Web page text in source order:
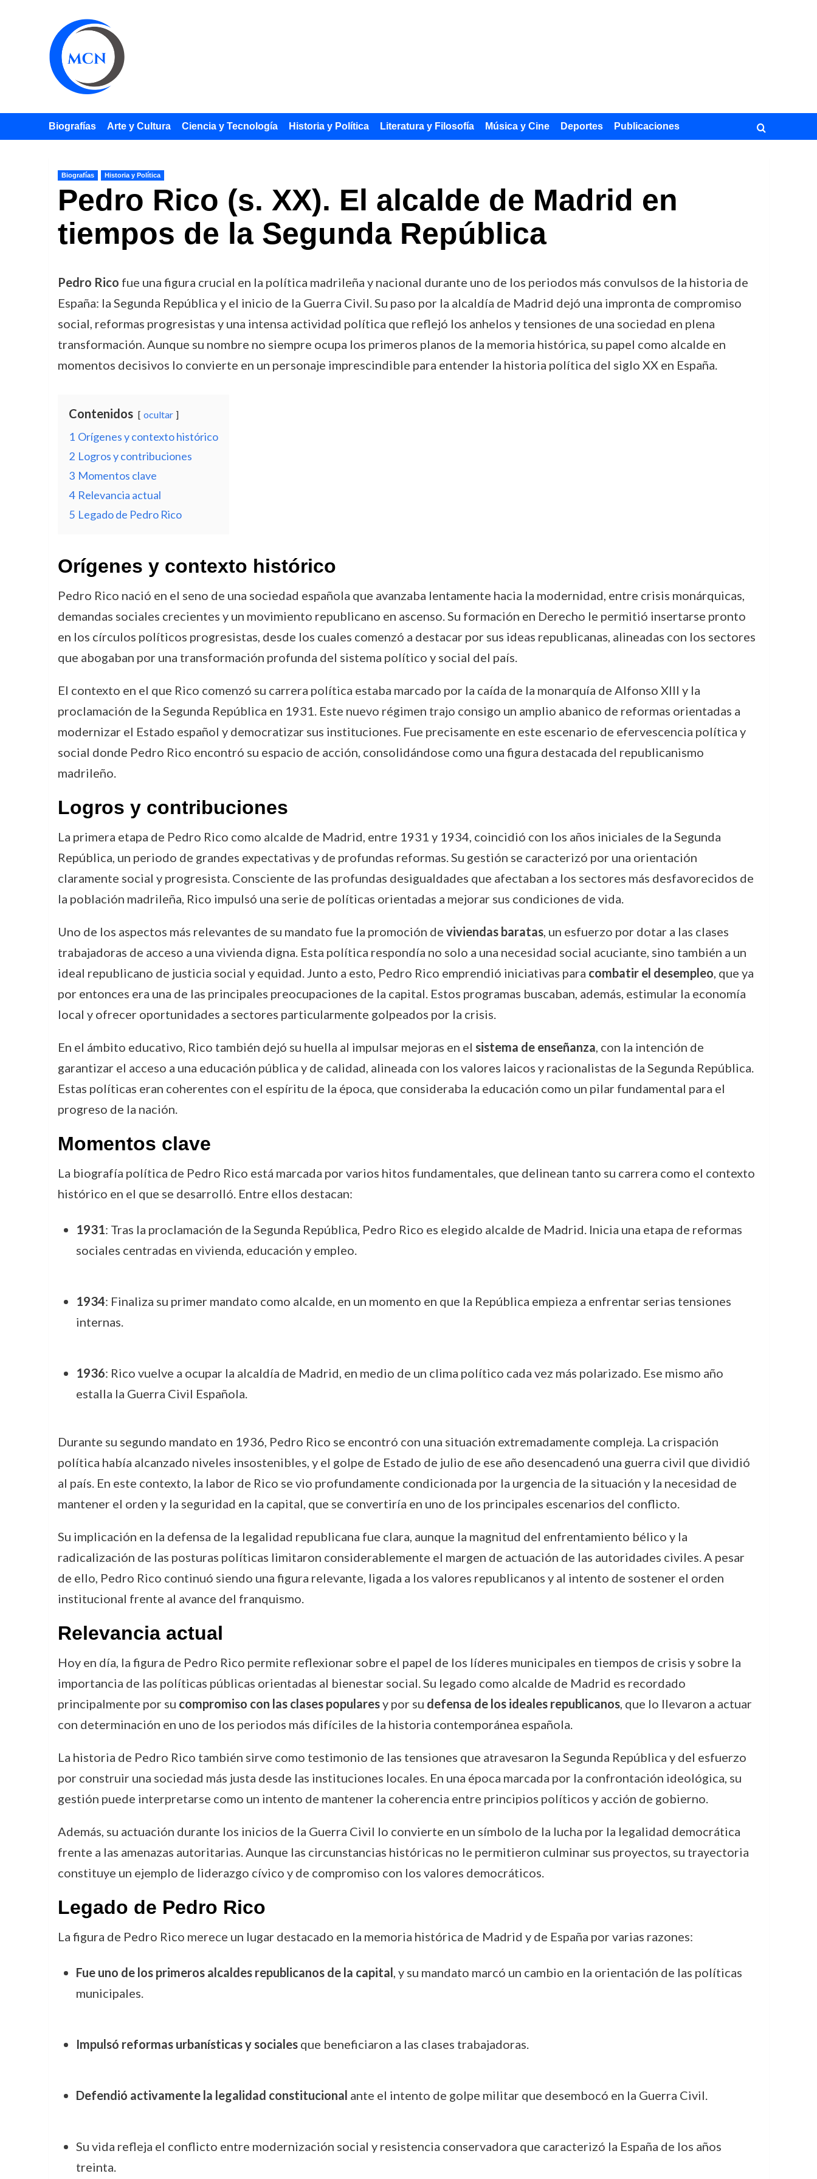
Biografías Arte y Cultura Ciencia y Tecnología Historia y Política Literatura y Filosofía Música y Cine Deportes Publicaciones
Biografías Historia y Política
Pedro Rico (s. XX). El alcalde de Madrid en
tiempos de la Segunda República
Pedro Rico fue una figura crucial en la política madrileña y nacional durante uno de los periodos más convulsos de la historia de
España: la Segunda República y el inicio de la Guerra Civil. Su paso por la alcaldía de Madrid dejó una impronta de compromiso
social, reformas progresistas y una intensa actividad política que reflejó los anhelos y tensiones de una sociedad en plena
transformación. Aunque su nombre no siempre ocupa los primeros planos de la memoria histórica, su papel como alcalde en
momentos decisivos lo convierte en un personaje imprescindible para entender la historia política del siglo XX en España.
Contenidos ocultar
1 Orígenes y contexto histórico
2 Logros y contribuciones
3 Momentos clave
4 Relevancia actual
5 Legado de Pedro Rico
Orígenes y contexto histórico
Pedro Rico nació en el seno de una sociedad española que avanzaba lentamente hacia la modernidad, entre crisis monárquicas,
demandas sociales crecientes y un movimiento republicano en ascenso. Su formación en Derecho le permitió insertarse pronto
en los círculos políticos progresistas, desde los cuales comenzó a destacar por sus ideas republicanas, alineadas con los sectores
que abogaban por una transformación profunda del sistema político y social del país.
El contexto en el que Rico comenzó su carrera política estaba marcado por la caída de la monarquía de Alfonso XIII y la
proclamación de la Segunda República en 1931. Este nuevo régimen trajo consigo un amplio abanico de reformas orientadas a
modernizar el Estado español y democratizar sus instituciones. Fue precisamente en este escenario de efervescencia política y
social donde Pedro Rico encontró su espacio de acción, consolidándose como una figura destacada del republicanismo
madrileño.
Logros y contribuciones
La primera etapa de Pedro Rico como alcalde de Madrid, entre 1931 y 1934, coincidió con los años iniciales de la Segunda
República, un periodo de grandes expectativas y de profundas reformas. Su gestión se caracterizó por una orientación
claramente social y progresista. Consciente de las profundas desigualdades que afectaban a los sectores más desfavorecidos de
la población madrileña, Rico impulsó una serie de políticas orientadas a mejorar sus condiciones de vida.
Uno de los aspectos más relevantes de su mandato fue la promoción de viviendas baratas, un esfuerzo por dotar a las clases
trabajadoras de acceso a una vivienda digna. Esta política respondía no solo a una necesidad social acuciante, sino también a un
ideal republicano de justicia social y equidad. Junto a esto, Pedro Rico emprendió iniciativas para combatir el desempleo, que ya
por entonces era una de las principales preocupaciones de la capital. Estos programas buscaban, además, estimular la economía
local y ofrecer oportunidades a sectores particularmente golpeados por la crisis.
En el ámbito educativo, Rico también dejó su huella al impulsar mejoras en el sistema de enseñanza, con la intención de
garantizar el acceso a una educación pública y de calidad, alineada con los valores laicos y racionalistas de la Segunda República.
Estas políticas eran coherentes con el espíritu de la época, que consideraba la educación como un pilar fundamental para el
progreso de la nación.
Momentos clave
La biografía política de Pedro Rico está marcada por varios hitos fundamentales, que delinean tanto su carrera como el contexto
histórico en el que se desarrolló. Entre ellos destacan:
1931: Tras la proclamación de la Segunda República, Pedro Rico es elegido alcalde de Madrid. Inicia una etapa de reformas
sociales centradas en vivienda, educación y empleo.
1934: Finaliza su primer mandato como alcalde, en un momento en que la República empieza a enfrentar serias tensiones
internas.
1936: Rico vuelve a ocupar la alcaldía de Madrid, en medio de un clima político cada vez más polarizado. Ese mismo año
estalla la Guerra Civil Española.
Durante su segundo mandato en 1936, Pedro Rico se encontró con una situación extremadamente compleja. La crispación
política había alcanzado niveles insostenibles, y el golpe de Estado de julio de ese año desencadenó una guerra civil que dividió
al país. En este contexto, la labor de Rico se vio profundamente condicionada por la urgencia de la situación y la necesidad de
mantener el orden y la seguridad en la capital, que se convertiría en uno de los principales escenarios del conflicto.
Su implicación en la defensa de la legalidad republicana fue clara, aunque la magnitud del enfrentamiento bélico y la
radicalización de las posturas políticas limitaron considerablemente el margen de actuación de las autoridades civiles. A pesar
de ello, Pedro Rico continuó siendo una figura relevante, ligada a los valores republicanos y al intento de sostener el orden
institucional frente al avance del franquismo.
Relevancia actual
Hoy en día, la figura de Pedro Rico permite reflexionar sobre el papel de los líderes municipales en tiempos de crisis y sobre la
importancia de las políticas públicas orientadas al bienestar social. Su legado como alcalde de Madrid es recordado
principalmente por su compromiso con las clases popularesy por su defensa de los ideales republicanos, que lo llevaron a actuar
con determinación en uno de los periodos más difíciles de la historia contemporánea española.
La historia de Pedro Rico también sirve como testimonio de las tensiones que atravesaron la Segunda República y del esfuerzo
por construir una sociedad más justa desde las instituciones locales. En una época marcada por la confrontación ideológica, su
gestión puede interpretarse como un intento de mantener la coherencia entre principios políticos y acción de gobierno.
Además, su actuación durante los inicios de la Guerra Civil lo convierte en un símbolo de la lucha por la legalidad democrática
frente a las amenazas autoritarias. Aunque las circunstancias históricas no le permitieron culminar sus proyectos, su trayectoria
constituye un ejemplo de liderazgo cívico y de compromiso con los valores democráticos.
Legado de Pedro Rico
La figura de Pedro Rico merece un lugar destacado en la memoria histórica de Madrid y de España por varias razones:
Fue uno de los primeros alcaldes republicanos de la capital, y su mandato marcó un cambio en la orientación de las políticas
municipales.
Impulsó reformas urbanísticas y socialesque beneficiaron a las clases trabajadoras.
Defendió activamente la legalidad constitucional ante el intento de golpe militar que desembocó en la Guerra Civil.
Su vida refleja el conflicto entre modernización social y resistencia conservadora que caracterizó la España de los años
treinta.